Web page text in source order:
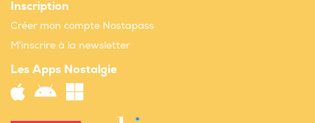
Inscription
Créer mon compte Nostapass
M'inscrire à la newsletter
Les Apps Nostalgie